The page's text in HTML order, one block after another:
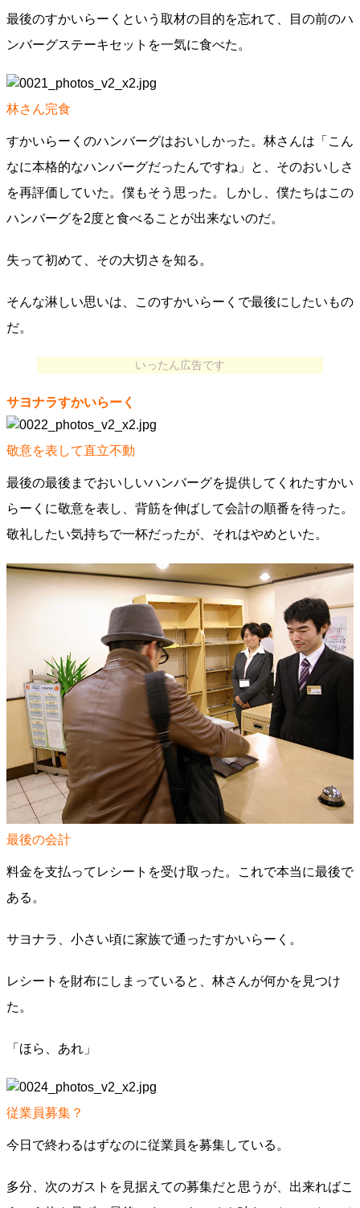
最後のすかいらーくという取材の目的を忘れて、目の前のハ
ンバーグステーキセットを一気に食べた。
林さん完食
すかいらーくのハンバーグはおいしかった。林さんは「こん
なに本格的なハンバーグだったんですね」と、そのおいしさ
を再評価していた。僕もそう思った。しかし、僕たちはこの
ハンバーグを2度と食べることが出来ないのだ。
失って初めて、その大切さを知る。
そんな淋しい思いは、このすかいらーくで最後にしたいもの
だ。
いったん広告です
サヨナラすかいらーく
敬意を表して直立不動
最後の最後までおいしいハンバーグを提供してくれたすかい
らーくに敬意を表し、背筋を伸ばして会計の順番を待った。
敬礼したい気持ちで一杯だったが、それはやめといた。
最後の会計
料金を支払ってレシートを受け取った。これで本当に最後で
ある。
サヨナラ、小さい頃に家族で通ったすかいらーく。
レシートを財布にしまっていると、林さんが何かを見つけ
た。
「ほら、あれ」
従業員募集？
今日で終わるはずなのに従業員を募集している。
多分、次のガストを見据えての募集だと思うが、出来ればこ